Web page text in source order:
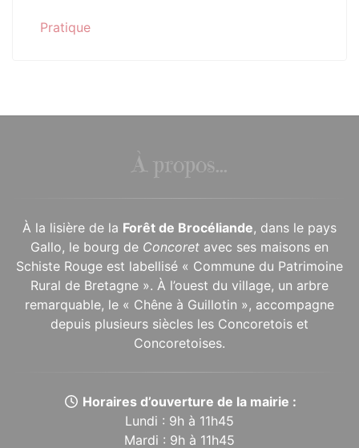
Pratique
À propos...
À la lisière de la Forêt de Brocéliande, dans le pays
Gallo, le bourg de Concoret avec ses maisons en
Schiste Rouge est labellisé « Commune du Patrimoine
Rural de Bretagne ». À l’ouest du village, un arbre
remarquable, le « Chêne à Guillotin », accompagne
depuis plusieurs siècles les Concoretois et
Concoretoises.
Horaires d’ouverture de la mairie :
Lundi : 9h à 11h45
Mardi : 9h à 11h45